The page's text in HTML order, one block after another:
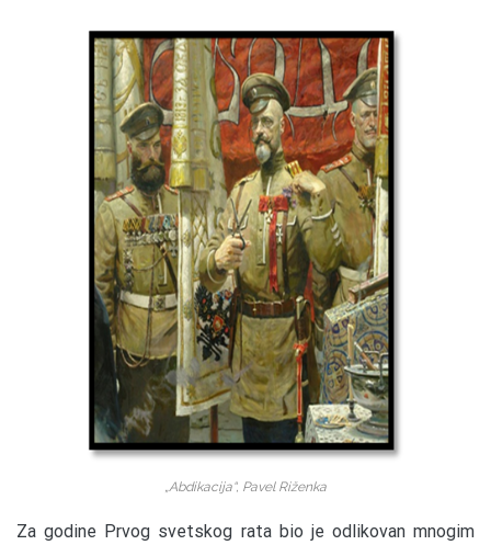
„Abdikacija“, Pavel Riženka
Za godine Prvog svetskog rata bio je odlikovan mnogim